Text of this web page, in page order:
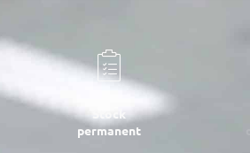
Stock
permanent